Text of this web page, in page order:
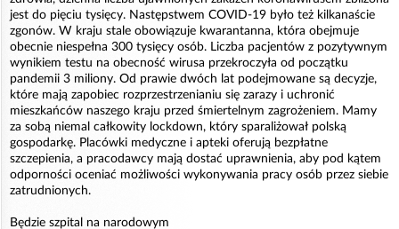
jest do pięciu tysięcy. Następstwem COVID-19 było też kilkanaście
zgonów. W kraju stale obowiązuje kwarantanna, która obejmuje
obecnie niespełna 300 tysięcy osób. Liczba pacjentów z pozytywnym
wynikiem testu na obecność wirusa przekroczyła od początku
pandemii 3 miliony. Od prawie dwóch lat podejmowane są decyzje,
które mają zapobiec rozprzestrzenianiu się zarazy i uchronić
mieszkańców naszego kraju przed śmiertelnym zagrożeniem. Mamy
za sobą niemal całkowity lockdown, który sparaliżował polską
gospodarkę. Placówki medyczne i apteki oferują bezpłatne
szczepienia, a pracodawcy mają dostać uprawnienia, aby pod kątem
odporności oceniać możliwości wykonywania pracy osób przez siebie
zatrudnionych.
Będzie szpital na narodowym